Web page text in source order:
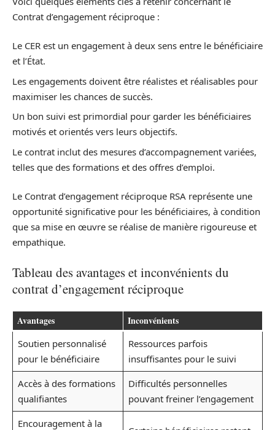
Contrat d’engagement réciproque :
Le CER est un engagement à deux sens entre le bénéficiaire
et l’État.
Les engagements doivent être réalistes et réalisables pour
maximiser les chances de succès.
Un bon suivi est primordial pour garder les bénéficiaires
motivés et orientés vers leurs objectifs.
Le contrat inclut des mesures d’accompagnement variées,
telles que des formations et des offres d’emploi.
Le Contrat d’engagement réciproque RSA représente une
opportunité significative pour les bénéficiaires, à condition
que sa mise en œuvre se réalise de manière rigoureuse et
empathique.
Tableau des avantages et inconvénients du
contrat d’engagement réciproque
Avantages Inconvénients
Soutien personnalisé
pour le bénéficiaire
Ressources parfois
insuffisantes pour le suivi
Accès à des formations
qualifiantes
Difficultés personnelles
pouvant freiner l’engagement
Encouragement à la